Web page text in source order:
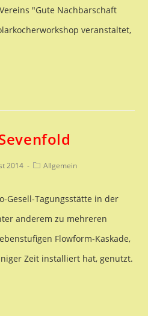
"Gute Nachbarschaft
veranstaltet,
2014
Beitrags-
Allgemein
Gesell-Tagungsstätte in der
anderem zu mehreren
Flowform-Kaskade,
Zeit installiert hat, genutzt.